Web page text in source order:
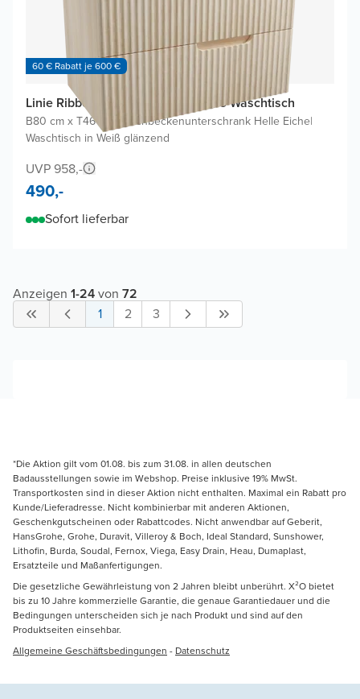
60 € Rabatt je 600 €
Linie Ribbo Badmöbel Set mit Vano Waschtisch
B80 cm x T46 cm Waschbeckenunterschrank Helle Eiche|
Waschtisch in Weiß glänzend
UVP 958,-
490,-
Sofort lieferbar
Anzeigen 1-24von 72
1
2 3
*Die Aktion gilt vom 01.08. bis zum 31.08. in allen deutschen
Badausstellungen sowie im Webshop. Preise inklusive 19% MwSt.
Transportkosten sind in dieser Aktion nicht enthalten. Maximal ein Rabatt pro
Kunde/Lieferadresse. Nicht kombinierbar mit anderen Aktionen,
Geschenkgutscheinen oder Rabattcodes. Nicht anwendbar auf Geberit,
HansGrohe, Grohe, Duravit, Villeroy & Boch, Ideal Standard, Sunshower,
Lithofin, Burda, Soudal, Fernox, Viega, Easy Drain, Heau, Dumaplast,
Ersatzteile und Maßanfertigungen.
Die gesetzliche Gewährleistung von 2 Jahren bleibt unberührt. X²O bietet
bis zu 10 Jahre kommerzielle Garantie, die genaue Garantiedauer und die
Bedingungen unterscheiden sich je nach Produkt und sind auf den
Produktseiten einsehbar.
Allgemeine Geschäftsbedingungen - Datenschutz